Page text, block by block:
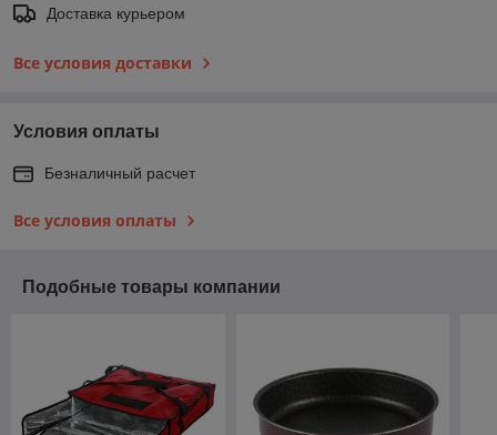
Доставка курьером
Все условия доставки
Условия оплаты
Безналичный расчет
Все условия оплаты
Подобные товары компании